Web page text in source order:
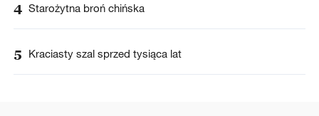
4 Starożytna broń chińska
5 Kraciasty szal sprzed tysiąca lat